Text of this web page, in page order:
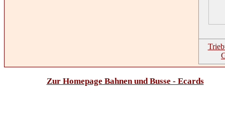
Zur Homepage Bahnen und Busse - Ecards